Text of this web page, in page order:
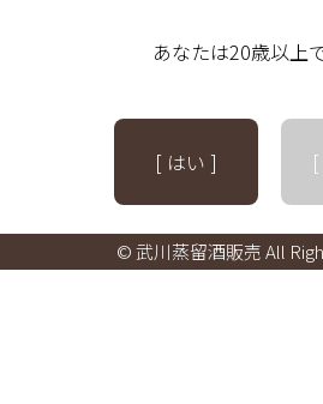
あなたは20歳以上
[ はい ]
© 武川蒸留酒販売 All